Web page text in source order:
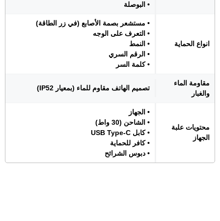
• البوصلة
انواع الحماية
• مستشعر بصمة الأصابع (في زر الطاقة)
• التعرف على الوجه
• النمط
• الرقم السري
• كلمة السر
مقاومة الماء
والغبار
تصميم الهاتف مقاوم للماء (بمعيار IP52)
محتويات علبة
الجهاز
• الجهاز
• الشاحن (30 واط)
• كابل USB Type-C
• كافر للحماية
• دبوس الشرائح